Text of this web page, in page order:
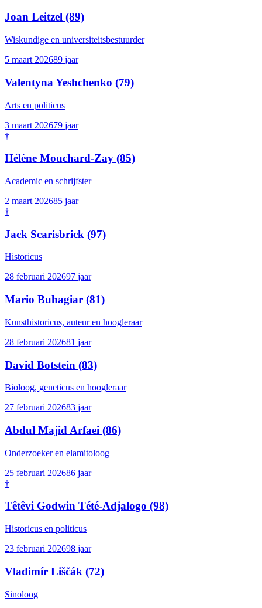
Joan Leitzel (89)
Wiskundige en universiteitsbestuurder
5 maart 202689 jaar
Valentyna Yeshchenko (79)
Arts en politicus
3 maart 202679 jaar
†
Hélène Mouchard-Zay (85)
Academic en schrijfster
2 maart 202685 jaar
†
Jack Scarisbrick (97)
Historicus
28 februari 202697 jaar
Mario Buhagiar (81)
Kunsthistoricus, auteur en hoogleraar
28 februari 202681 jaar
David Botstein (83)
Bioloog, geneticus en hoogleraar
27 februari 202683 jaar
Abdul Majid Arfaei (86)
Onderzoeker en elamitoloog
25 februari 202686 jaar
†
Têtêvi Godwin Tété-Adjalogo (98)
Historicus en politicus
23 februari 202698 jaar
Vladimír Liščák (72)
Sinoloog